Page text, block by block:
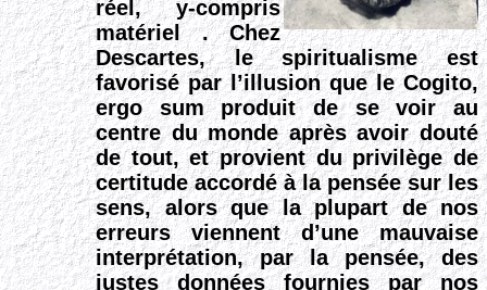
réel, y-compris
matériel . Chez
Descartes, le spiritualisme est
favorisé par l’illusion que le Cogito,
ergo sum produit de se voir au
centre du monde après avoir douté
de tout, et provient du privilège de
certitude accordé à la pensée sur les
sens, alors que la plupart de nos
erreurs viennent d’une mauvaise
interprétation, par la pensée, des
justes données fournies par nos